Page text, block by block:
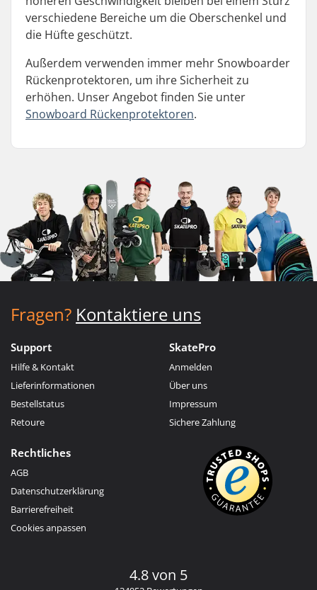
verschiedene Bereiche um die Oberschenkel und
die Hüfte geschützt.
Außerdem verwenden immer mehr Snowboarder
Rückenprotektoren, um ihre Sicherheit zu
erhöhen. Unser Angebot finden Sie unter
Snowboard Rückenprotektoren.
Fragen? Kontaktiere uns
Support
Hilfe & Kontakt
Lieferinformationen
Bestellstatus
Retoure
SkatePro
Anmelden
Über uns
Impressum
Sichere Zahlung
Rechtliches
AGB
Datenschutzerklärung
Barrierefreiheit
Cookies anpassen
4.8 von 5